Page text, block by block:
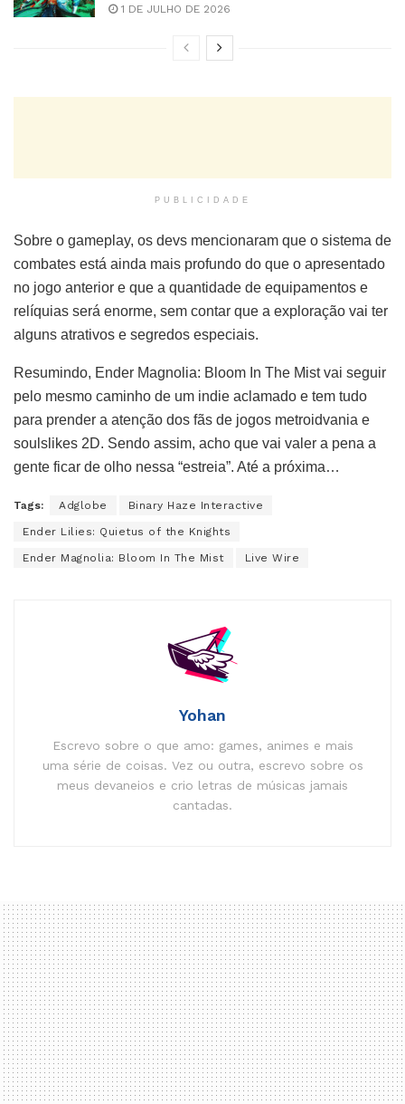
1 DE JULHO DE 2026
PUBLICIDADE
Sobre o gameplay, os devs mencionaram que o sistema de
combates está ainda mais profundo do que o apresentado
no jogo anterior e que a quantidade de equipamentos e
relíquias será enorme, sem contar que a exploração vai ter
alguns atrativos e segredos especiais.
Resumindo, Ender Magnolia: Bloom In The Mist vai seguir
pelo mesmo caminho de um indie aclamado e tem tudo
para prender a atenção dos fãs de jogos metroidvania e
soulslikes 2D. Sendo assim, acho que vai valer a pena a
gente ficar de olho nessa “estreia”. Até a próxima…
Tags: Adglobe Binary Haze Interactive
Ender Lilies: Quietus of the Knights
Ender Magnolia: Bloom In The Mist Live Wire
Yohan
Escrevo sobre o que amo: games, animes e mais
uma série de coisas. Vez ou outra, escrevo sobre os
meus devaneios e crio letras de músicas jamais
cantadas.